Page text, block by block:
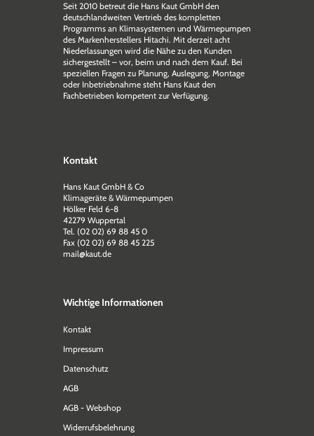
Seit 2010 betreut die Hans Kaut GmbH den
deutschlandweiten Vertrieb des kompletten
Programms an Klimasystemen und Wärmepumpen
des Markenherstellers Hitachi. Mit derzeit acht
Niederlassungen wird die Nähe zu den Kunden
sichergestellt – vor, beim und nach dem Kauf. Bei
speziellen Fragen zu Planung, Auslegung, Montage
oder Inbetriebnahme steht Hans Kaut den
Fachbetrieben kompetent zur Verfügung.
Kontakt
Hans Kaut GmbH & Co
Klimageräte & Wärmepumpen
Hölker Feld 6-8
42279 Wuppertal
Tel. (02 02) 69 88 45 0
Fax (02 02) 69 88 45 225
mail@kaut.de
Wichtige Informationen
Kontakt
Impressum
Datenschutz
AGB
AGB - Webshop
Widerrufsbelehrung